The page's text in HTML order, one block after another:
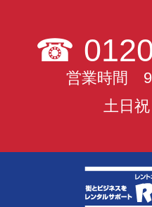
☎
営業時間 9
土日